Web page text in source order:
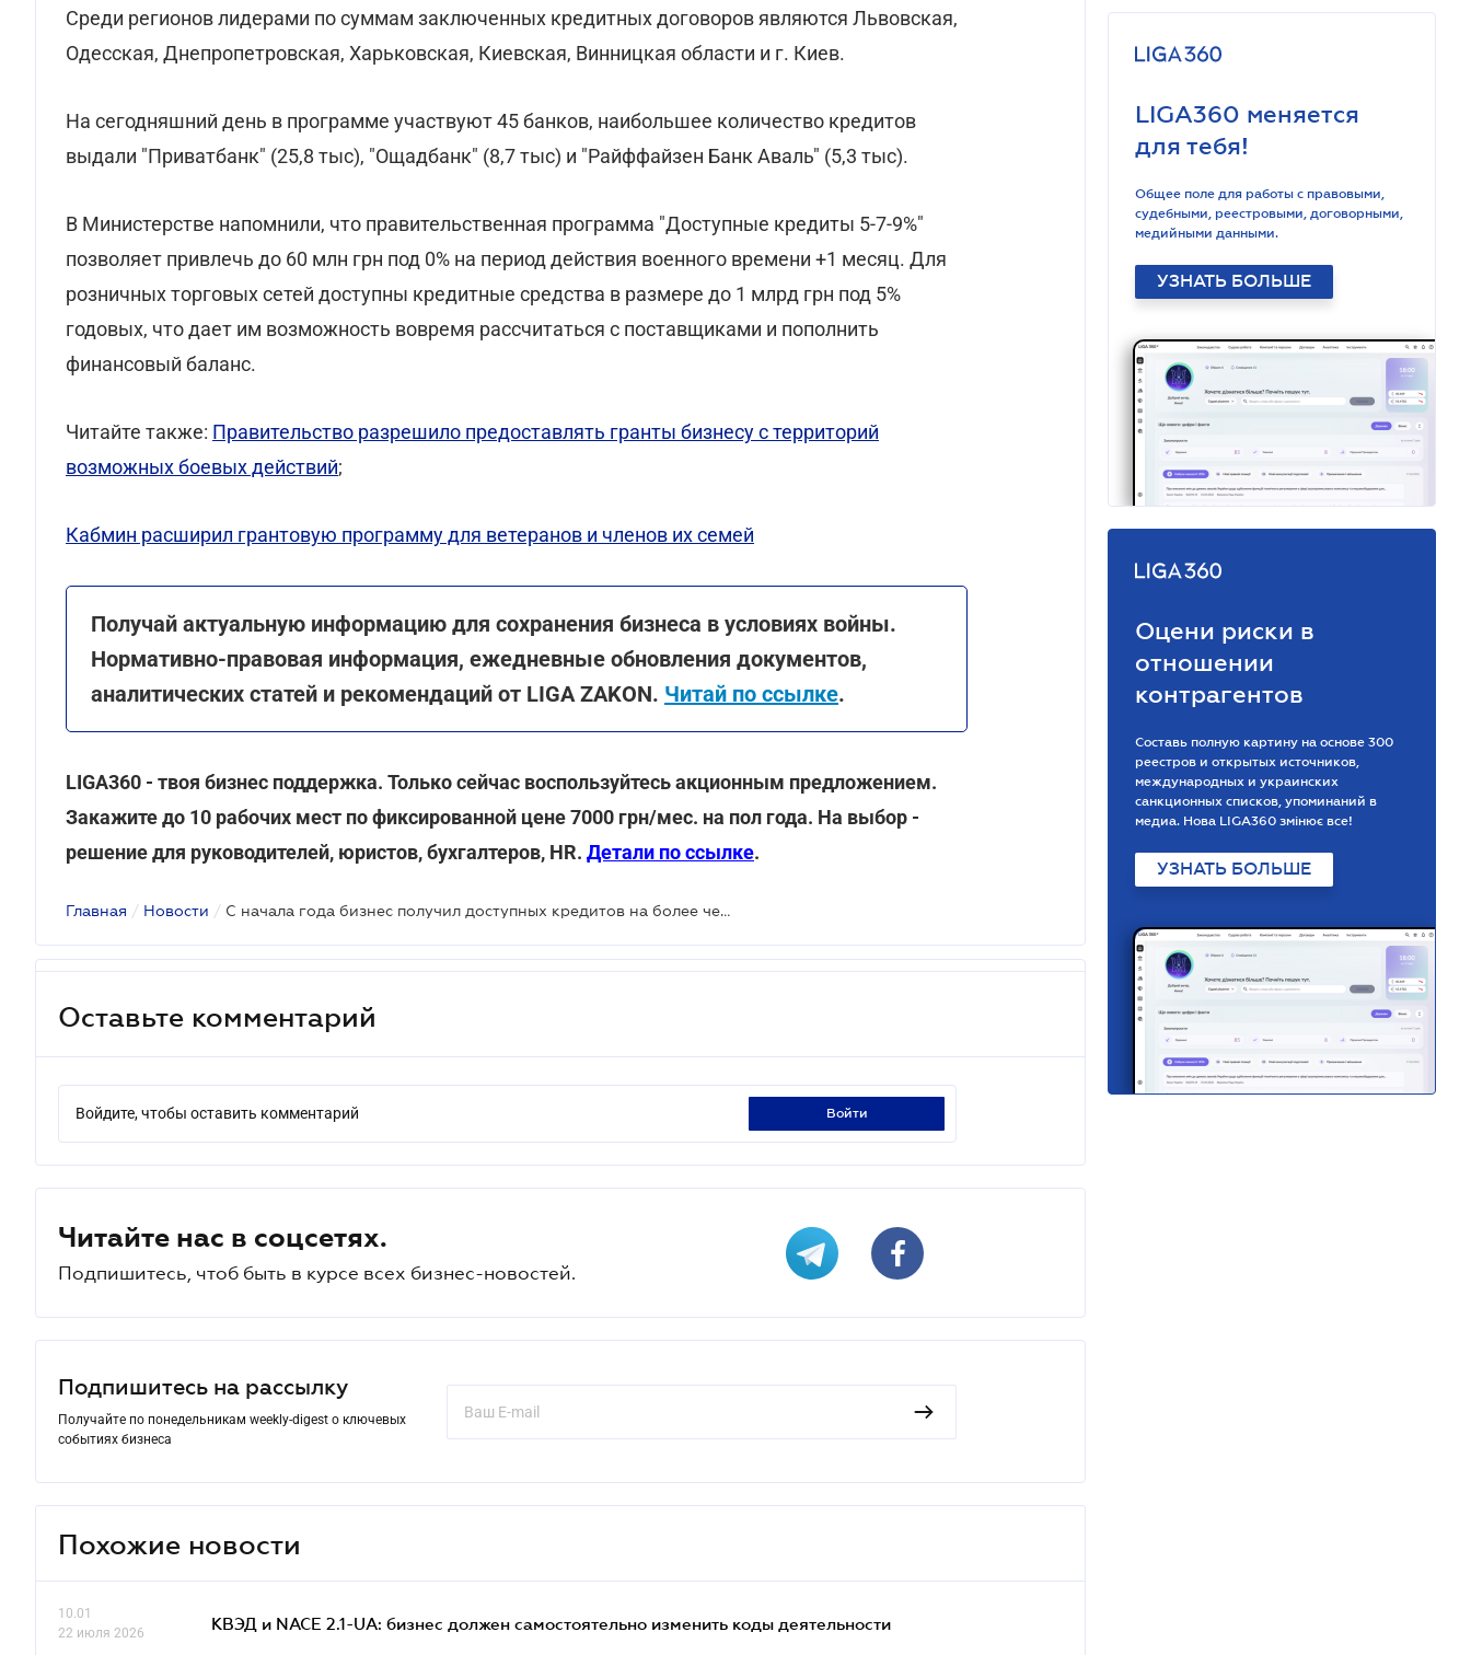
Среди регионов лидерами по суммам заключенных кредитных договоров являются Львовская,
Одесская, Днепропетровская, Харьковская, Киевская, Винницкая области и г. Киев.
На сегодняшний день в программе участвуют 45 банков, наибольшее количество кредитов
выдали "Приватбанк" (25,8 тыс), "Ощадбанк" (8,7 тыс) и "Райффайзен Банк Аваль" (5,3 тыс).
В Министерстве напомнили, что правительственная программа "Доступные кредиты 5-7-9%"
позволяет привлечь до 60 млн грн под 0% на период действия военного времени +1 месяц. Для
розничных торговых сетей доступны кредитные средства в размере до 1 млрд грн под 5%
годовых, что дает им возможность вовремя рассчитаться с поставщиками и пополнить
финансовый баланс.
Читайте также: Правительство разрешило предоставлять гранты бизнесу с территорий
возможных боевых действий;
Кабмин расширил грантовую программу для ветеранов и членов их семей
Получай актуальную информацию для сохранения бизнеса в условиях войны.
Нормативно-правовая информация, ежедневные обновления документов,
аналитических статей и рекомендаций от LIGA ZAKON. Читай по ссылке.
LIGA360 - твоя бизнес поддержка. Только сейчас воспользуйтесь акционным предложением.
Закажите до 10 рабочих мест по фиксированной цене 7000 грн/мес. на пол года. На выбор -
решение для руководителей, юристов, бухгалтеров, HR. Детали по ссылке.
Главная / Новости / С начала года бизнес получил доступных кредитов на более чем 20 млрд грн
Оставьте комментарий
Войдите, чтобы оставить комментарий войти
Читайте нас в соцсетях.
Подпишитесь, чтоб быть в курсе всех бизнес-новостей.
Подпишитесь на рассылку
Получайте по понедельникам weekly-digest о ключевых
событиях бизнеса
Похожие новости
10.01
22 июля 2026
КВЭД и NACE 2.1-UA: бизнес должен самостоятельно изменить коды деятельности
LIGA360 меняется
для тебя!
Общее поле для работы с правовыми,
судебными, реестровыми, договорными,
медийными данными.
УЗНАТЬ БОЛЬШЕ
Оцени риски в
отношении
контрагентов
Составь полную картину на основе 300
реестров и открытых источников,
международных и украинских
санкционных списков, упоминаний в
медиа. Нова LIGA360 змінює все!
УЗНАТЬ БОЛЬШЕ